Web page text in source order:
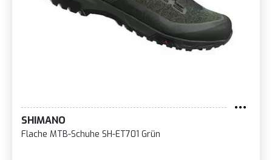
SHIMANO
Flache MTB-Schuhe SH-ET701 Grün